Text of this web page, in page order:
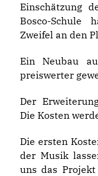
Einschätzung
Bosco-Schule
Zweifel an den
Ein Neubau
preiswerter
Der
Die Kosten
Die ersten
der Musik
uns das